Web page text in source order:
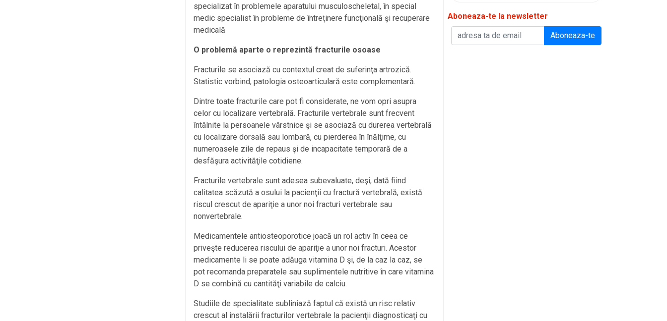
specializat în problemele aparatului musculoscheletal, în special
medic specialist în probleme de întreţinere funcţională şi recuperare
medicală
O problemă aparte o reprezintă fracturile osoase
Fracturile se asociază cu contextul creat de suferinţa artrozică.
Statistic vorbind, patologia osteoarticulară este complementară.
Dintre toate fracturile care pot fi considerate, ne vom opri asupra
celor cu localizare vertebrală. Fracturile vertebrale sunt frecvent
întâlnite la persoanele vârstnice şi se asociază cu durerea vertebrală
cu localizare dorsală sau lombară, cu pierderea în înălţime, cu
numeroasele zile de repaus şi de incapacitate temporară de a
desfăşura activităţile cotidiene.
Fracturile vertebrale sunt adesea subevaluate, deşi, dată fiind
calitatea scăzută a osului la pacienţii cu fractură vertebrală, există
riscul crescut de apariţie a unor noi fracturi vertebrale sau
nonvertebrale.
Medicamentele antiosteoporotice joacă un rol activ în ceea ce
priveşte reducerea riscului de apariţie a unor noi fracturi. Acestor
medicamente li se poate adăuga vitamina D şi, de la caz la caz, se
pot recomanda preparatele sau suplimentele nutritive în care vitamina
D se combină cu cantităţi variabile de calciu.
Studiile de specialitate subliniază faptul că există un risc relativ
crescut al instalării fracturilor vertebrale la pacienţii diagnosticaţi cu
Aboneaza-te la newsletter
Aboneaza-te